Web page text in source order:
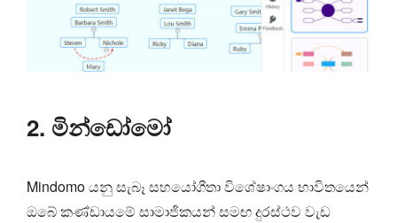
2. මින්ඩෝමෝ
Mindomo යනු සැබෑ සහයෝගීතා විශේෂාංගය භාවිතයෙන්
ඔබේ කණ්ඩායමේ සාමාජිකයන් සමඟ දුරස්ථව වැඩ